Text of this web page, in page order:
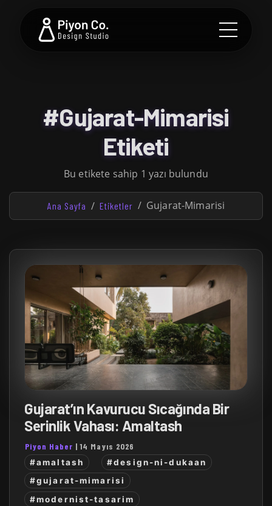
#Gujarat-Mimarisi
Etiketi
Bu etikete sahip 1 yazı bulundu
Ana Sayfa Etiketler Gujarat-Mimarisi
Gujarat’ın Kavurucu Sıcağında Bir
Serinlik Vahası: Amaltash
Piyon Haber |14 Mayıs 2026
#amaltash
#design-ni-dukaan
#gujarat-mimarisi
#modernist-tasarim